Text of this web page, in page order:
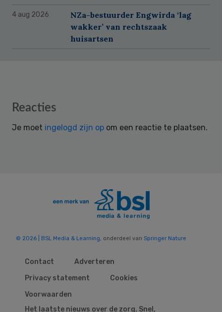
4 aug 2026
NZa-bestuurder Engwirda ‘lag
wakker’ van rechtszaak
huisartsen
Reader
Reacties
Je moet ingelogd zijn op om een reactie te plaatsen.
© 2026 | BSL Media & Learning, onderdeel van Springer Nature
Contact
Adverteren
Privacy statement
Cookies
Voorwaarden
Het laatste nieuws over de zorg. Snel,